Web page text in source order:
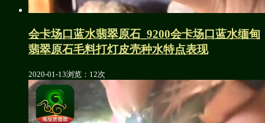
会卡场口蓝水翡翠原石_9200会卡场口蓝水缅甸
翡翠原石毛料打灯皮壳种水特点表现
2020-01-13浏览：12次